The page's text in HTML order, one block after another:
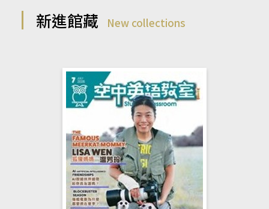
新進館藏 New collections